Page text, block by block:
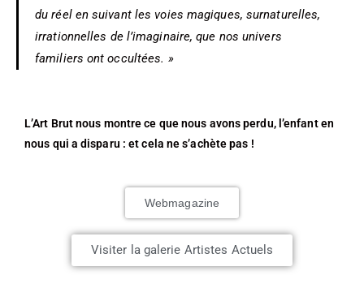
du réel en suivant les voies magiques, surnaturelles,
irrationnelles de l’imaginaire, que nos univers
familiers ont occultées. »
L’Art Brut nous montre ce que nous avons perdu, l’enfant en
nous qui a disparu : et cela ne s’achète pas !
Webmagazine
Visiter la galerie Artistes Actuels